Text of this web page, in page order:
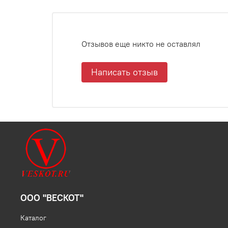
Отзывов еще никто не оставлял
Написать отзыв
ООО "ВЕСКОТ"
Каталог